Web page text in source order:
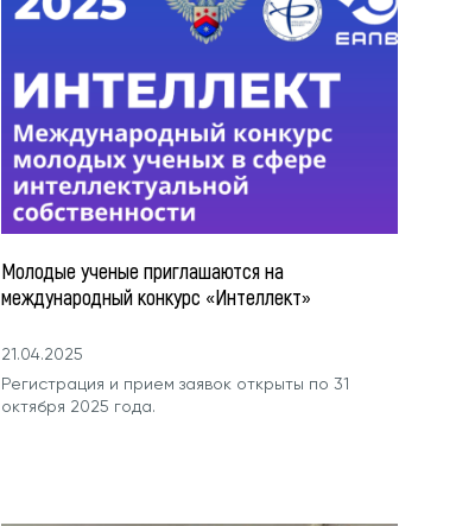
Молодые ученые приглашаются на
международный конкурс «Интеллект»
21.04.2025
Регистрация и прием заявок открыты по 31
октября 2025 года.